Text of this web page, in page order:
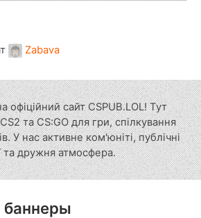
Zabava
офіційний сайт CSPUB.LOL! Тут
та CS:GO для гри, спілкування
У нас активне ком'юніті, публічні
та дружня атмосфера.